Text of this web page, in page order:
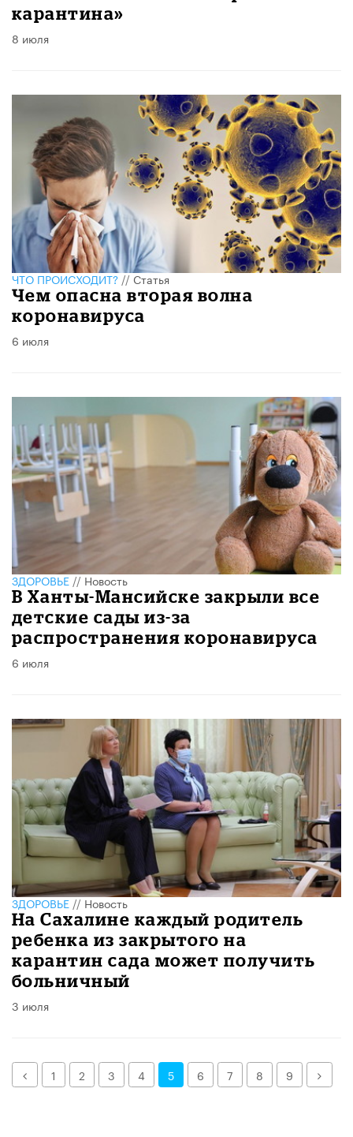
карантина»
8 июля
ЧТО ПРОИСХОДИТ?//Статья
Чем опасна вторая волна
коронавируса
6 июля
ЗДОРОВЬЕ//Новость
В Ханты-Мансийске закрыли все
детские сады из-за
распространения коронавируса
6 июля
ЗДОРОВЬЕ//Новость
На Сахалине каждый родитель
ребенка из закрытого на
карантин сада может получить
больничный
3 июля
Назад1 2 3 4 5 6 7 8 9 Далее